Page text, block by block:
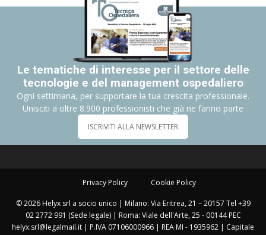
Le tematiche di interesse per il settore delle
tecnologie e del management ospedaliero
Ogni settimana, per supportare la tua crescita professionale.
Unisciti a oltre 8.900 professionisti che già ne fanno parte
ISCRIVITI ALLA NEWSLETTER
Privacy Policy Cookie Policy
© 2026 Helyx srl a socio unico | Milano: Via Eritrea, 21 – 20157 Tel +39
02 2772 991 (Sede legale) | Roma: Viale dell'Arte, 25 - 00144 PEC
helyx.srl@legalmail.it | P.IVA 07106000966 | REA MI - 1935962 | Capitale